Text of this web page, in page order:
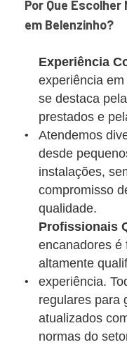
Por Que
em Belenzinho?
Experiência
experiência em
se destaca
prestados e
Atendemos
desde
instalações,
compromisso
qualidade.
Profissionais
encanadores é
altamente
experiência.
regulares para
atualizados
normas do